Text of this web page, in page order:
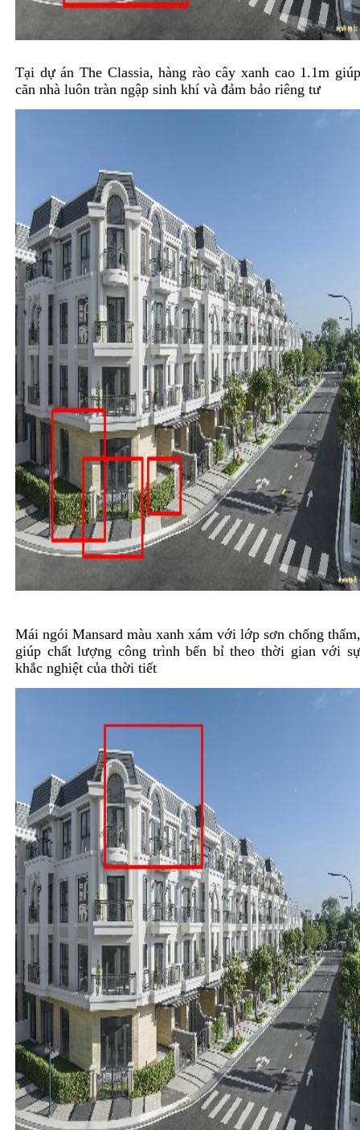
Tại dự án The Classia, hàng rào cây xanh cao 1.1m
căn nhà luôn tràn ngập sinh khí và đảm bảo riêng tư
Mái ngói Mansard màu xanh xám với lớp sơn chống
giúp chất lượng công trình bển bỉ theo thời gian với
khắc nghiệt của thời tiết